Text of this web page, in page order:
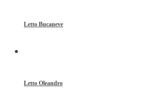
Letto Bucaneve
Letto Oleandro